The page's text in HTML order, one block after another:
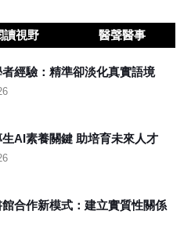
讀視野 醫聲醫事
經驗：精準卻淡化真實語境
AI素養關鍵 助培育未來人才
合作新模式：建立實質性關係